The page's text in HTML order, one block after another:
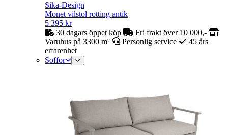
Sika-Design
Monet vilstol rotting antik
5 395 kr
30 dagars öppet köp
Fri frakt över 10 000,-
Varuhus på 3300 m²
Personlig service
45 års
erfarenhet
Soffor